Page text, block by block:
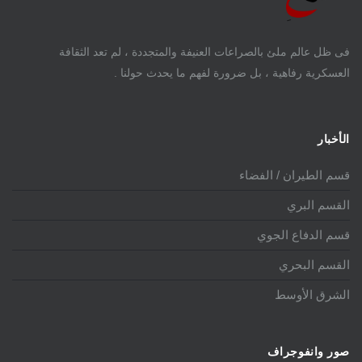
فى ظل عالم ملئ بالصراعات العنيفة والمتجددة ، لم تعد الثقافة
العسكرية رفاهية ، بل ضرورة لفهم ما يحدث حولنا .
الأخبار
قسم الطيران / الفضاء
القسم البري
قسم الدفاع الجوي
القسم البحري
الشرق الأوسط
صور وانفوجراف